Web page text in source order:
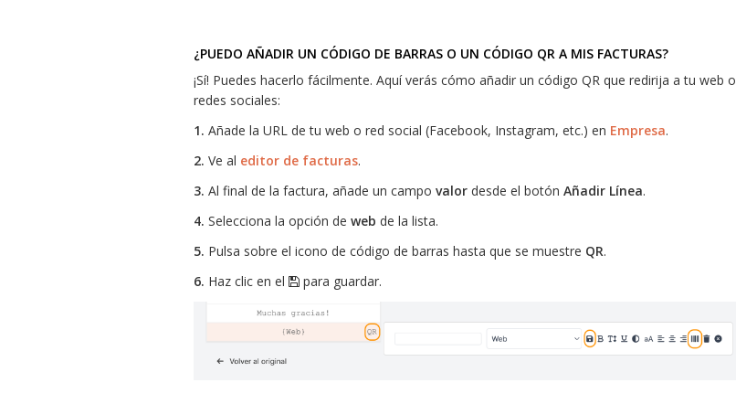
¿PUEDO AÑADIR UN CÓDIGO DE BARRAS O UN CÓDIGO QR A MIS FACTURAS?
¡Sí! Puedes hacerlo fácilmente. Aquí verás cómo añadir un código QR que redirija a tu web o
redes sociales:
1. Añade la URL de tu web o red social (Facebook, Instagram, etc.) en Empresa.
2. Ve al editor de facturas.
3. Al final de la factura, añade un campo valor desde el botón Añadir Línea.
4. Selecciona la opción de web de la lista.
5. Pulsa sobre el icono de código de barras hasta que se muestre QR.
6. Haz clic en el para guardar.